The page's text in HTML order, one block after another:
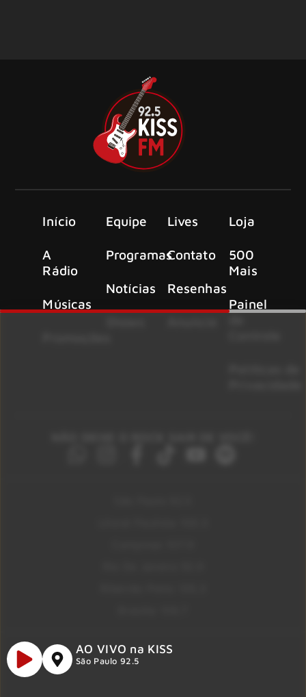
Início
A
Rádio
Músicas
Equipe
Programas
Notícias
Lives
Contato
Resenhas
Loja
500
Mais
Painel
AO VIVO na KISS
São Paulo 92.5